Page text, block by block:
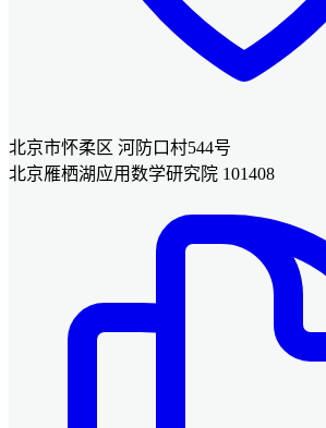
北京市怀柔区 河防口村544号
北京雁栖湖应用数学研究院 101408